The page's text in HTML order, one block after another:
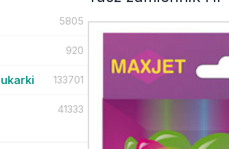
5805
920
133701
41333